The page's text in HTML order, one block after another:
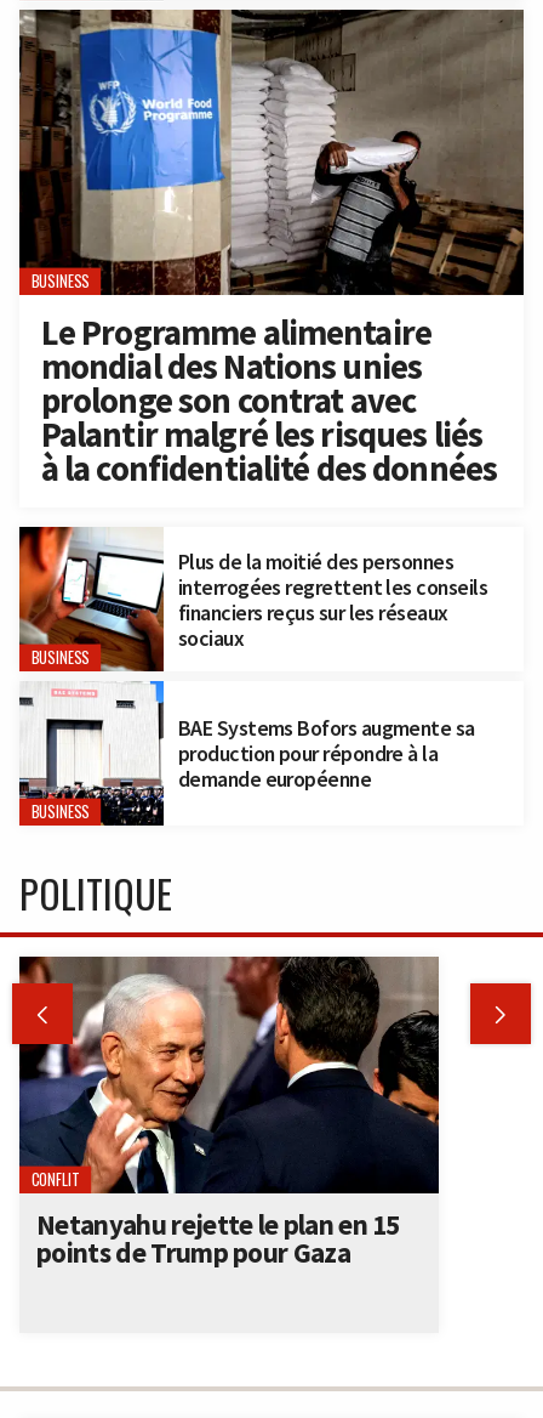
BUSINESS
Le Programme alimentaire
mondial des Nations unies
prolonge son contrat avec
Palantir malgré les risques liés
à la confidentialité des données
BUSINESS
Plus de la moitié des personnes
interrogées regrettent les conseils
financiers reçus sur les réseaux
sociaux
BUSINESS
BAE Systems Bofors augmente sa
production pour répondre à la
demande européenne
POLITIQUE
 
CONFLIT
Netanyahu rejette le plan en 15
points de Trump pour Gaza